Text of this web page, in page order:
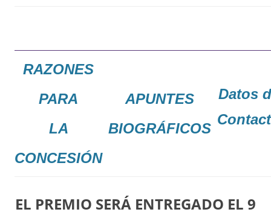
RAZONES
PARA
LA
CONCESIÓN
APUNTES
BIOGRÁFICOS
Datos
EL PREMIO SERÁ ENTREGADO EL 9